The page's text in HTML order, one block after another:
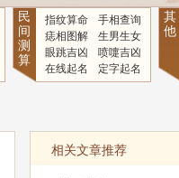
民
间
测
算
指纹算命
手相查询
痣相图解
生男生女
眼跳吉凶
喷嚏吉凶
在线起名
定字起名
其
他
相关文章推荐